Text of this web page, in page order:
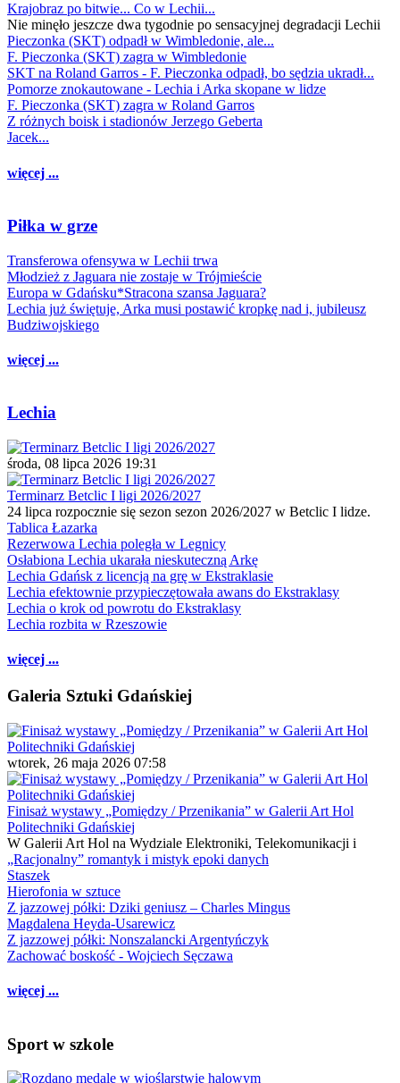
Krajobraz po bitwie... Co w Lechii...
Nie minęło jeszcze dwa tygodnie po sensacyjnej degradacji Lechii
Pieczonka (SKT) odpadł w Wimbledonie, ale...
F. Pieczonka (SKT) zagra w Wimbledonie
SKT na Roland Garros - F. Pieczonka odpadł, bo sędzia ukradł...
Pomorze znokautowane - Lechia i Arka skopane w lidze
F. Pieczonka (SKT) zagra w Roland Garros
Z różnych boisk i stadionów Jerzego Geberta
Jacek...
więcej ...
Piłka w grze
Transferowa ofensywa w Lechii trwa
Młodzież z Jaguara nie zostaje w Trójmieście
Europa w Gdańsku*Stracona szansa Jaguara?
Lechia już świętuje, Arka musi postawić kropkę nad i, jubileusz
Budziwojskiego
więcej ...
Lechia
środa, 08 lipca 2026 19:31
Terminarz Betclic I ligi 2026/2027
24 lipca rozpocznie się sezon sezon 2026/2027 w Betclic I lidze.
Tablica Łazarka
Rezerwowa Lechia poległa w Legnicy
Osłabiona Lechia ukarała nieskuteczną Arkę
Lechia Gdańsk z licencją na grę w Ekstraklasie
Lechia efektownie przypieczętowała awans do Ekstraklasy
Lechia o krok od powrotu do Ekstraklasy
Lechia rozbita w Rzeszowie
więcej ...
Galeria Sztuki Gdańskiej
wtorek, 26 maja 2026 07:58
Finisaż wystawy „Pomiędzy / Przenikania” w Galerii Art Hol
Politechniki Gdańskiej
W Galerii Art Hol na Wydziale Elektroniki, Telekomunikacji i
„Racjonalny” romantyk i mistyk epoki danych
Staszek
Hierofonia w sztuce
Z jazzowej półki: Dziki geniusz – Charles Mingus
Magdalena Heyda-Usarewicz
Z jazzowej półki: Nonszalancki Argentyńczyk
Zachować boskość - Wojciech Sęczawa
więcej ...
Sport w szkole